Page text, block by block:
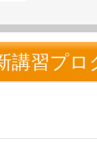
講習プロ